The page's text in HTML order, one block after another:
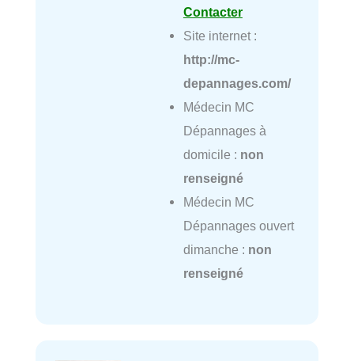
Contacter
Site internet :
http://mc-
depannages.com/
Médecin MC
Dépannages à
domicile : non
renseigné
Médecin MC
Dépannages ouvert
dimanche : non
renseigné